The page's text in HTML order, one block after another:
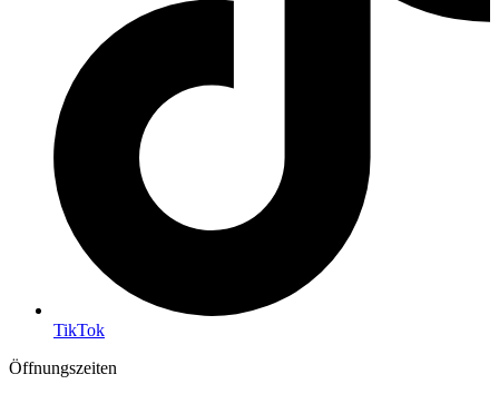
TikTok
Öffnungszeiten